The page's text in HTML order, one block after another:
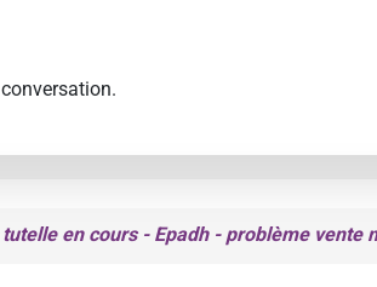
en cours - Epadh - problème vente